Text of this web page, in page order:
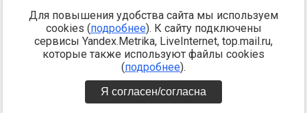
Благотворительный пансионат Ак Умут, Русская республика Русь,
Арестантское уголовное единство, Башкорт, Нация и свобода, W.H.С., Фалунь
Дафа, Иртыш Ultras, Русский Патриотический клуб-Новокузнецк/РПК,
Сибирский державный союз, Фонд борьбы с коррупцией, Фонд защиты прав
граждан, Штабы Навального, Совет граждан СССР Прикубанского округа г.
Краснодара
https://minjust.gov.ru/ru/documents/7822/
Для повышения удобства сайта мы используем
cookies (подробнее). К сайту подключены
сервисы Yandex.Metrika, LiveInternet, top.mail.ru,
которые также используют файлы cookies
(подробнее).
Я согласен/согласна